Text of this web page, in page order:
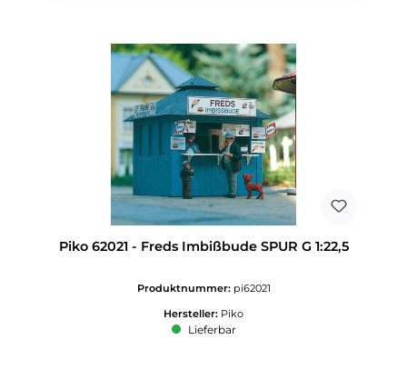
Piko 62021 - Freds Imbißbude SPUR G 1:22,5
Produktnummer: pi62021
Hersteller: Piko
Lieferbar